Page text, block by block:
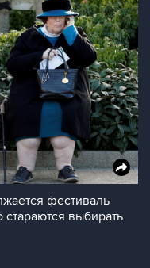
фестиваль
стараются выбирать